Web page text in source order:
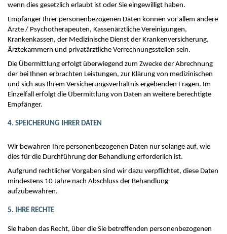
wenn dies gesetzlich erlaubt ist oder Sie eingewilligt haben.
Empfänger Ihrer personenbezogenen Daten können vor allem andere
Ärzte / Psychotherapeuten, Kassenärztliche Vereinigungen,
Krankenkassen, der Medizinische Dienst der Krankenversicherung,
Ärztekammern und privatärztliche Verrechnungsstellen sein.
Die Übermittlung erfolgt überwiegend zum Zwecke der Abrechnung
der bei Ihnen erbrachten Leistungen, zur Klärung von medizinischen
und sich aus Ihrem Versicherungsverhältnis ergebenden Fragen. Im
Einzelfall erfolgt die Übermittlung von Daten an weitere berechtigte
Empfänger.
4. SPEICHERUNG IHRER DATEN
Wir bewahren Ihre personenbezogenen Daten nur solange auf, wie
dies für die Durchführung der Behandlung erforderlich ist.
Aufgrund rechtlicher Vorgaben sind wir dazu verpflichtet, diese Daten
mindestens 10 Jahre nach Abschluss der Behandlung
aufzubewahren.
5. IHRE RECHTE
Sie haben das Recht, über die Sie betreffenden personenbezogenen